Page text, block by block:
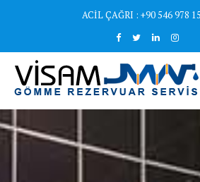
ACİL ÇAĞRI : +90 546 978